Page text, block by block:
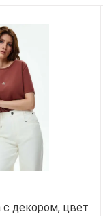
декором, цвет